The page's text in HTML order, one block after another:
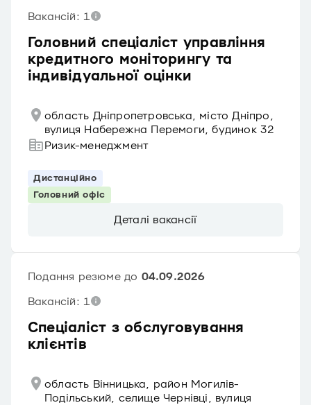
Головний спеціаліст управління
кредитного моніторингу та
індивідуальної оцінки
Вакансій: 1
область Дніпропетровська, місто Дніпро,
вулиця Набережна Перемоги, будинок 32
Ризик-менеджмент
Дистанційно
Головний офіс
Деталі вакансії
Спеціаліст з обслуговування
клієнтів
Подання резюме до 04.09.2026
Вакансій: 1
область Вінницька, район Могилів-
Подільський, селище Чернівці, вулиця